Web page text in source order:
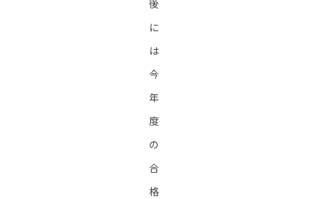
後
に
は
今
年
度
の
合
格